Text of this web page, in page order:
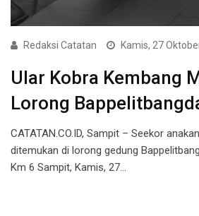
Redaksi Catatan Kamis, 27
Ular Kobra Kembang
Lorong
CATATAN.CO.ID, Sampit – Seekor
ditemukan di lorong gedung
Km 6 Sampit, Kamis, 27…